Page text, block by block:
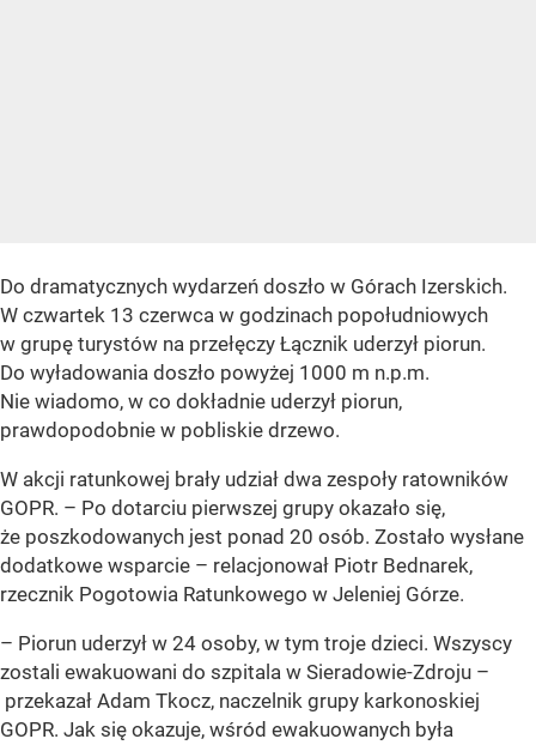
Do dramatycznych wydarzeń doszło w Górach Izerskich.
W czwartek 13 czerwca w godzinach popołudniowych
w grupę turystów na przełęczy Łącznik uderzył piorun.
Do wyładowania doszło powyżej 1000 m n.p.m.
Nie wiadomo, w co dokładnie uderzył piorun,
prawdopodobnie w pobliskie drzewo.
W akcji ratunkowej brały udział dwa zespoły ratowników
GOPR. – Po dotarciu pierwszej grupy okazało się,
że poszkodowanych jest ponad 20 osób. Zostało wysłane
dodatkowe wsparcie – relacjonował Piotr Bednarek,
rzecznik Pogotowia Ratunkowego w Jeleniej Górze.
– Piorun uderzył w 24 osoby, w tym troje dzieci. Wszyscy
zostali ewakuowani do szpitala w Sieradowie-Zdroju –
przekazał Adam Tkocz, naczelnik grupy karkonoskiej
GOPR. Jak się okazuje, wśród ewakuowanych była